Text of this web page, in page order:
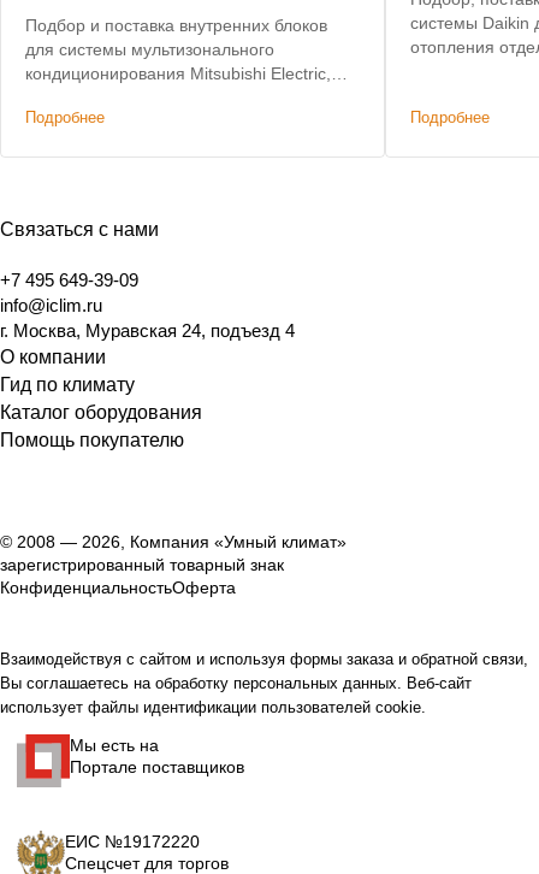
Подбор и поставка внутренних блоков
для системы мультизонального
кондиционирования Mitsubishi Electric,
работ в главном доме усадьбы.
Подробнее
системы Daikin
отопления
Подробнее
Связаться с нами
+7 495 649-39-09
info@iclim.ru
г. Москва, Муравская 24, подъезд 4
О компании
Гид по климату
Каталог оборудования
Помощь покупателю
© 2008 — 2026, Компания «Умный климат»
зарегистрированный товарный знак
КонфиденциальностьОферта
Взаимодействуя с сайтом и используя формы заказа и обратной связи,
Вы соглашаетесь на обработку персональных данных. Веб-сайт
использует файлы идентификации пользователей cookie.
Мы есть на
Портале поставщиков
ЕИС №19172220
Спецсчет для торгов